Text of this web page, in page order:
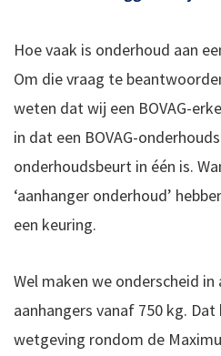
Hoe vaak is onderhoud aan
Om die vraag te
weten dat wij een BOVAG-
in dat een BOVAG-
onderhoudsbeurt in één is.
‘aanhanger onderhoud’
een keuring.
Wel maken we onderscheid
aanhangers vanaf 750 kg.
wetgeving rondom de